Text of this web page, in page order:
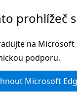
prohlížeč
na Microsoft
podporu.
Microsoft